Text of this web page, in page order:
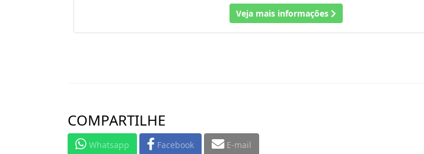
Veja mais informações
COMPARTILHE
Whatsapp Facebook E-mail